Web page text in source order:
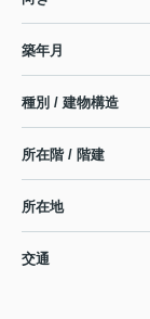
築年月
種別 / 建物構造
所在階 / 階建
所在地
交通